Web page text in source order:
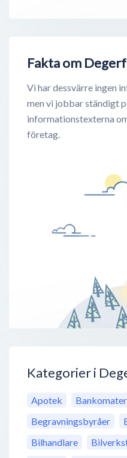
Fakta om
Vi har dessvärre ingen
men vi jobbar ständigt
informationstexterna
företag.
Kategorier i
Apotek Bankomater
Begravningsbyråer
Bilhandlare